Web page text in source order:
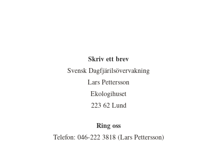
Skriv ett brev
Svensk Dagfjärilsövervakning
Lars Pettersson
Ekologihuset
223 62 Lund
Ring oss
Telefon: 046-222 3818 (Lars Pettersson)